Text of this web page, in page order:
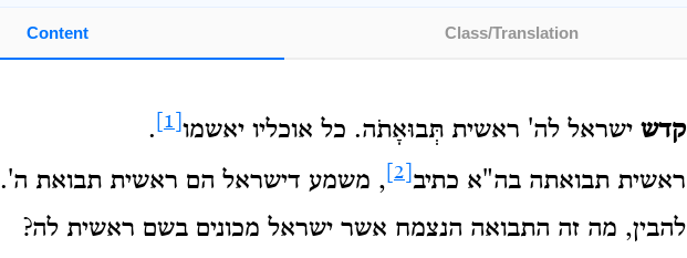
Content Class/Translation
קדש ישראל לה' ראשית תְּבוּאָתֹה. כל אוכליו יאשמו
.
ראשית תבואתה בה"א כתיב
, משמע דישראל הם ראשית תבואת ה'.
להבין, מה זה התבואה הנצמח אשר ישראל מכונים בשם ראשית לה?